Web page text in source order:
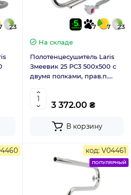
23
7 7
23
На складе
Полотенцесушитель Laris
Змеевик 25 РС3 500х500 с
двумя полками, прав.п.
3 372.00 ₴
В корзину
код: V04461
ПОПУЛЯРНЫЙ